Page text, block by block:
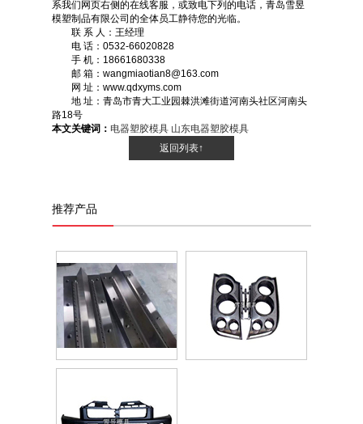
系我们网页右侧的在线客服，或致电下列的电话，青岛雪昱
模塑制品有限公司的全体员工静待您的光临。
联 系 人：王经理
电 话：0532-66020828
手 机：18661680338
邮 箱：wangmiaotian8@163.com
网 址：www.qdxyms.com
地 址：青岛市青大工业园棘洪滩街道河南头社区河南头
路18号
本文关键词： 电器塑胶模具 山东电器塑胶模具
返回列表↑
推荐产品